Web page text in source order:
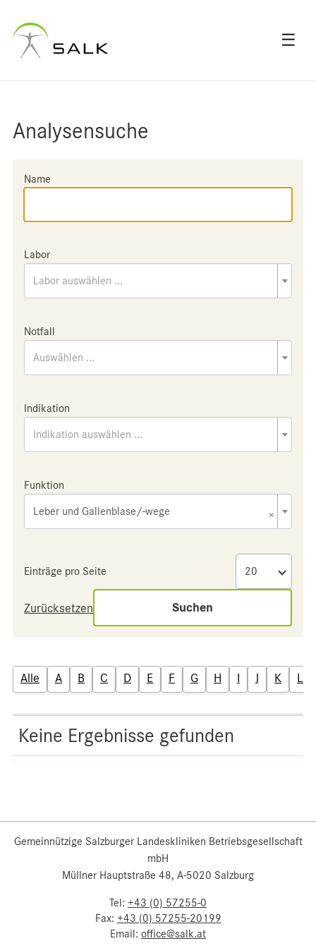
☰
Analysensuche
Name
Labor
Labor auswählen ...
Notfall
Auswählen ...
Indikation
Indikation auswählen ...
Funktion
×
Leber und Gallenblase/-wege
Einträge pro Seite
Zurücksetzen Suchen
Alle A B C D E F G H I J K L
Keine Ergebnisse gefunden
Gemeinnützige Salzburger Landeskliniken Betriebsgesellschaft
mbH
Müllner Hauptstraße 48, A-5020 Salzburg
Tel: +43 (0) 57255-0
Fax: +43 (0) 57255-20199
Email: office@salk.at